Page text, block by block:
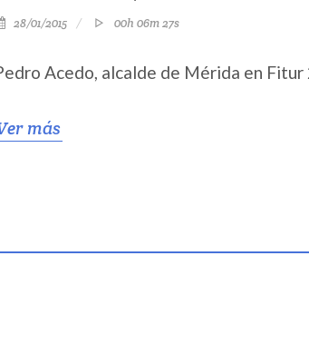
28/01/2015 00h 06m 27s
Acedo, alcalde de Mérida en Fitur
más